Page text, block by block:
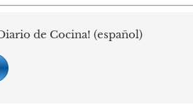
de Cocina! (español)